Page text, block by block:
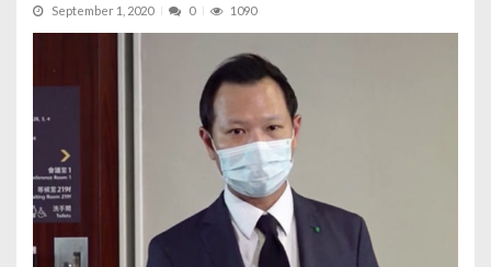
September 1, 2020 0 1090